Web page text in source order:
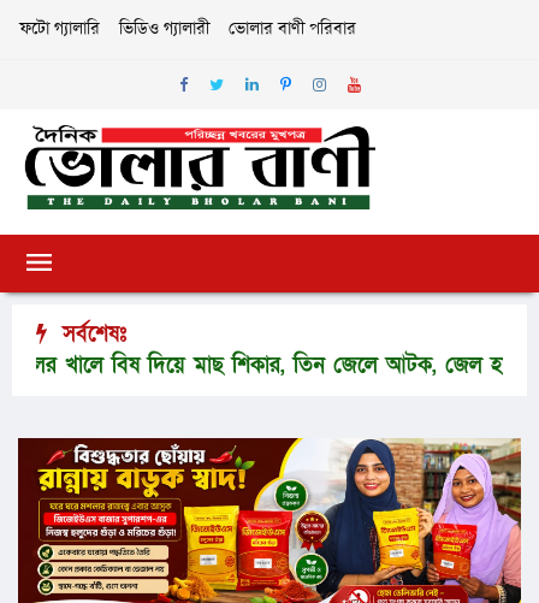
ফটো গ্যালারি ভিডিও গ্যালারী ভোলার বাণী পরিবার
সর্বশেষঃ
বিষ দিয়ে মাছ শিকার, তিন জেলে আটক, জেল হাজতে প্রেরণ